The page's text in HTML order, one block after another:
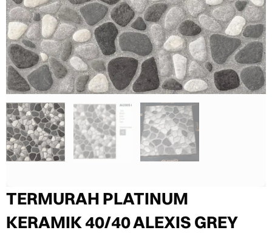
TERMURAH PLATINUM
KERAMIK 40/40 ALEXIS GREY